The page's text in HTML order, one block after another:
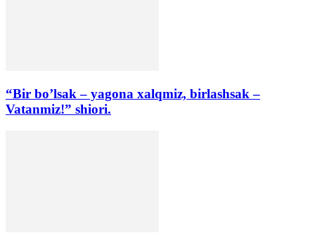
“Bir bo’lsak – yagona xalqmiz, birlashsak –
Vatanmiz!” shiori.